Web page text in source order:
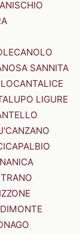
CANOLO
SANNITA
CANTALICE
LIGURE
CANZANO
CAPALBIO